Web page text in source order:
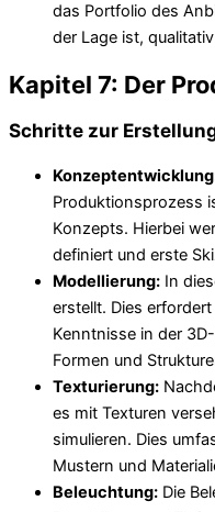
das Portfolio des
der Lage ist,
Kapitel 7: Der
Schritte zur
Produktionsprozess
Konzepts. Hierbei
definiert und erste
Modellierung: In
erstellt. Dies
Kenntnisse in der
Formen und
Texturierung:
es mit Texturen
simulieren. Dies
Mustern und
Beleuchtung: Die